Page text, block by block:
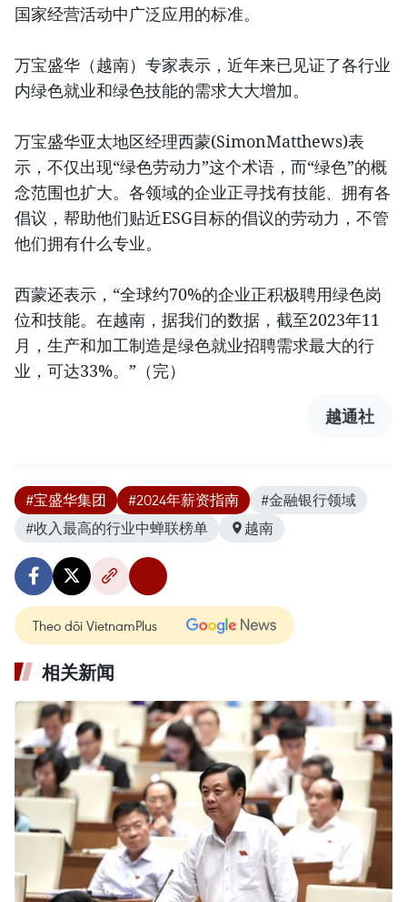
国家经营活动中广泛应用的标准。
万宝盛华（越南）专家表示，近年来已见证了各行业
内绿色就业和绿色技能的需求大大增加。
万宝盛华亚太地区经理西蒙(SimonMatthews)表
示，不仅出现“绿色劳动力”这个术语，而“绿色”的概
念范围也扩大。各领域的企业正寻找有技能、拥有各
倡议，帮助他们贴近ESG目标的倡议的劳动力，不管
他们拥有什么专业。
西蒙还表示，“全球约70%的企业正积极聘用绿色岗
位和技能。在越南，据我们的数据，截至2023年11
月，生产和加工制造是绿色就业招聘需求最大的行
业，可达33%。”（完）
越通社
#宝盛华集团 #2024年薪资指南
#金融银行领域
#收入最高的行业中蝉联榜单
越南
Theo dõi VietnamPlus
相关新闻